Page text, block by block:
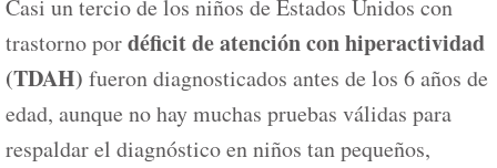
Casi un tercio de los niños de Estados Unidos con
trastorno pordéficit de atención con hiperactividad
(TDAH) fueron diagnosticados antes de los 6 años de
edad, aunque no hay muchas pruebas válidas para
respaldar el diagnóstico en niños tan pequeños,